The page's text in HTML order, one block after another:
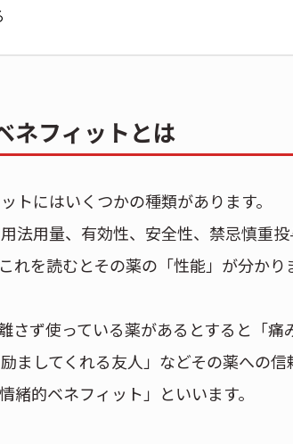
ネフィットとは
トにはいくつかの種類があります。
法用量、有効性、安全性、禁忌慎重
れを読むとその薬の「性能」が分かり
さず使っている薬があるとすると「痛
ましてくれる友人」などその薬への
緒的ベネフィット」といいます。